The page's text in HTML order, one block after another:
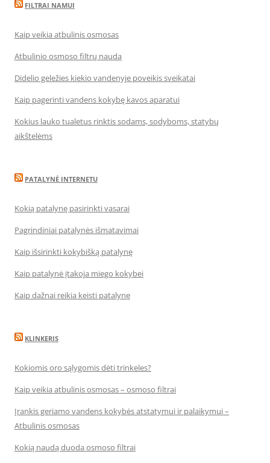
FILTRAI NAMUI
Kaip veikia atbulinis osmosas
Atbulinio osmoso filtrų nauda
Didelio geležies kiekio vandenyje poveikis sveikatai
Kaip pagerinti vandens kokybę kavos aparatui
Kokius lauko tualetus rinktis sodams, sodyboms, statybų
aikštelėms
PATALYNĖ INTERNETU
Kokią patalynę pasirinkti vasarai
Pagrindiniai patalynės išmatavimai
Kaip išsirinkti kokybišką patalynę
Kaip patalynė įtakoja miego kokybei
Kaip dažnai reikia keisti patalynę
KLINKERIS
Kokiomis oro sąlygomis dėti trinkeles?
Kaip veikia atbulinis osmosas – osmoso filtrai
Įrankis geriamo vandens kokybės atstatymui ir palaikymui –
Atbulinis osmosas
Kokią naudą duoda osmoso filtrai